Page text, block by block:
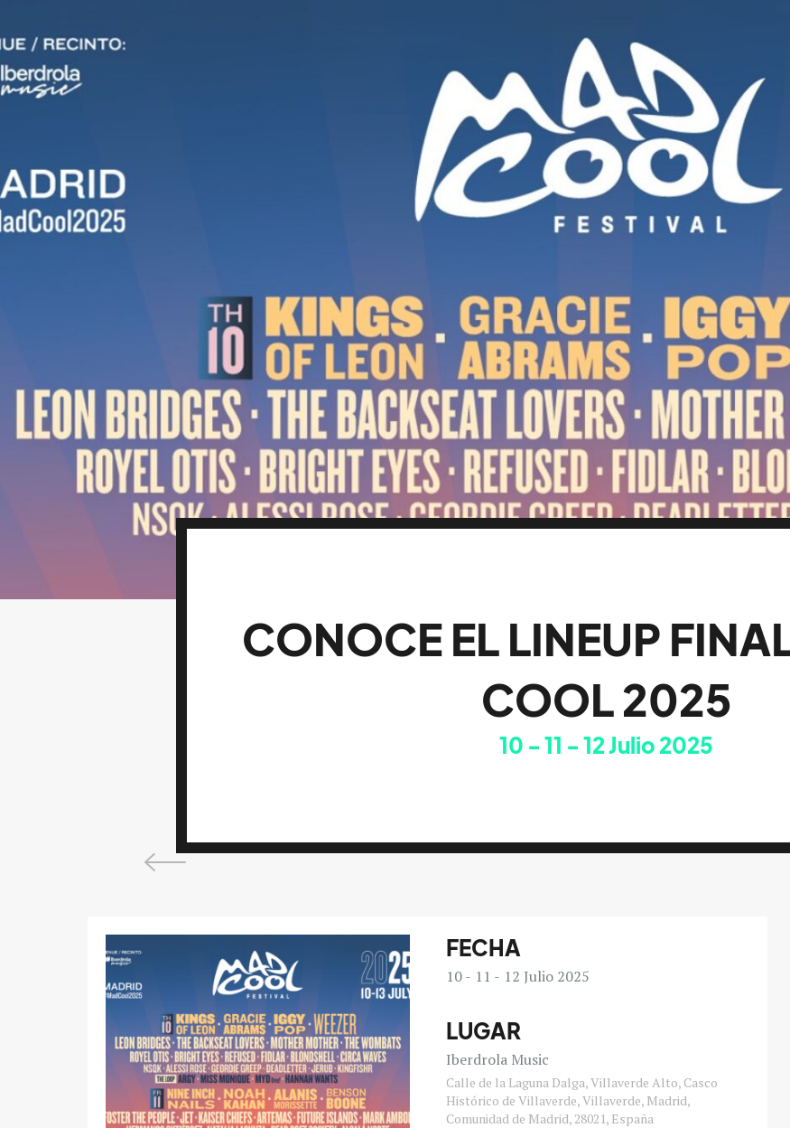
CONOCE EL LINEUP
COOL 2025
10 11 12Julio 2025
FECHA
10 11 12 Julio 2025
LUGAR
Iberdrola Music
Calle de la Laguna Dalga, Villaverde Alto, Casco
Histórico de Villaverde, Villaverde, Madrid,
Comunidad de Madrid, 28021, España